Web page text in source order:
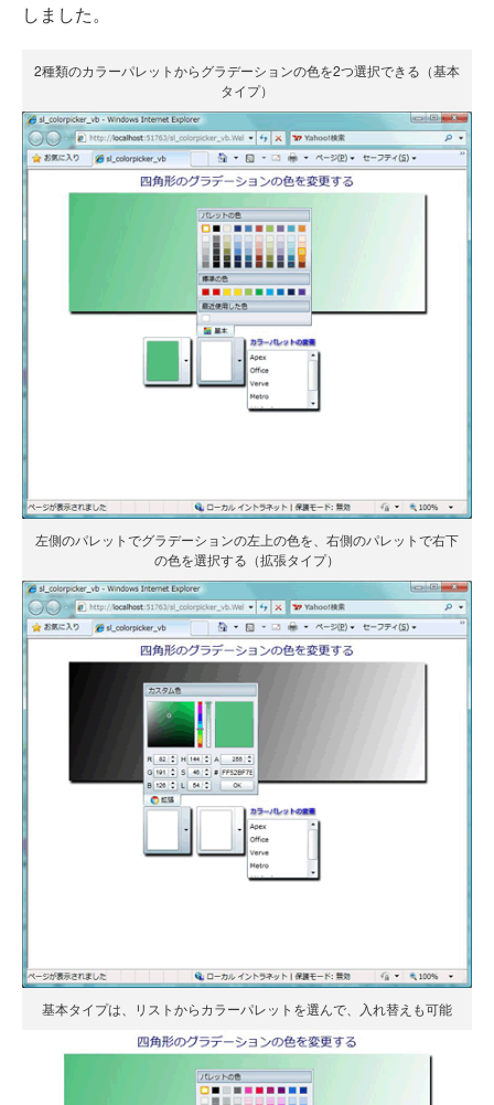
しました。
2種類のカラーパレットからグラデーションの色を2つ選択できる（基本
タイプ）
左側のパレットでグラデーションの左上の色を、右側のパレットで右下
の色を選択する（拡張タイプ）
基本タイプは、リストからカラーパレットを選んで、入れ替えも可能